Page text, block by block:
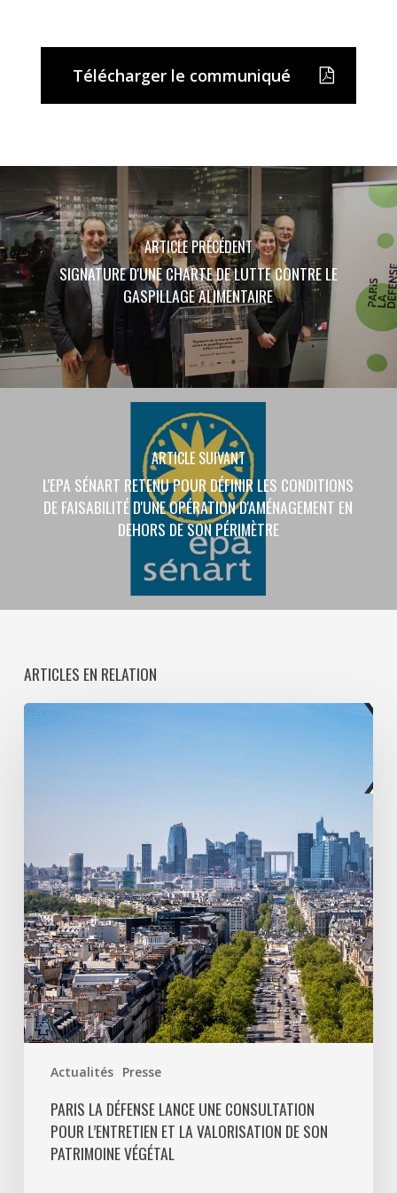
Télécharger le communiqué
ARTICLE PRÉCÉDENT
SIGNATURE D'UNE CHARTE DE LUTTE CONTRE LE
GASPILLAGE ALIMENTAIRE
ARTICLE SUIVANT
L'EPA SÉNART RETENU POUR DÉFINIR LES CONDITIONS
DE FAISABILITÉ D'UNE OPÉRATION D'AMÉNAGEMENT EN
DEHORS DE SON PÉRIMÈTRE
ARTICLES EN RELATION
Actualités Presse
Paris
La
Défense
consultation
pour
l’entretien
et
la
valorisation
de
son
patrimoine
végétal
PARIS LA DÉFENSE LANCE UNE CONSULTATION
POUR L’ENTRETIEN ET LA VALORISATION DE SON
PATRIMOINE VÉGÉTAL